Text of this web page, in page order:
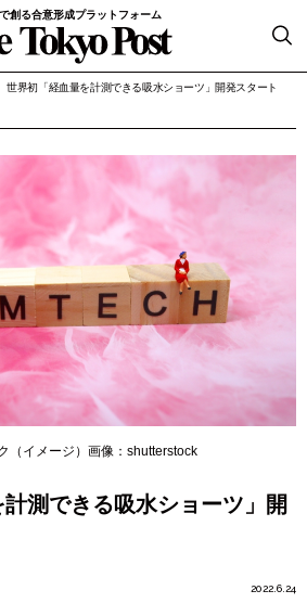
創る合意形成プラットフォーム
世界初「経血量を計測できる吸水ショーツ」開発スタート
（イメージ）画像：shutterstock
測できる吸水ショーツ」開
2022.6.24